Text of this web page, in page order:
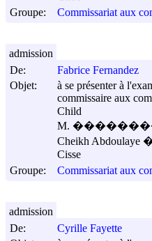
Groupe:
Commissariat aux
De:
Fabrice Fernandez
Objet:
à se présenter à
commissaire aux
Child
M.
Cheikh
Cisse
Groupe:
Commissariat aux
admission
De:
Cyrille Fayette
admission